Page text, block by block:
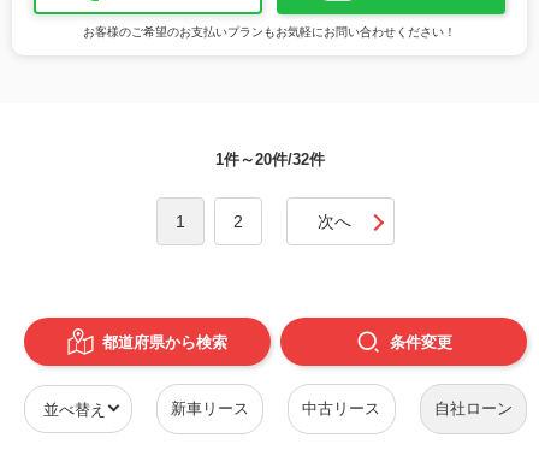
お客様のご希望のお支払いプランもお気軽にお問い合わせください！
1件～20件/32件
1 2 次へ
都道府県から検索 条件変更
新車リース 中古リース 自社ローン